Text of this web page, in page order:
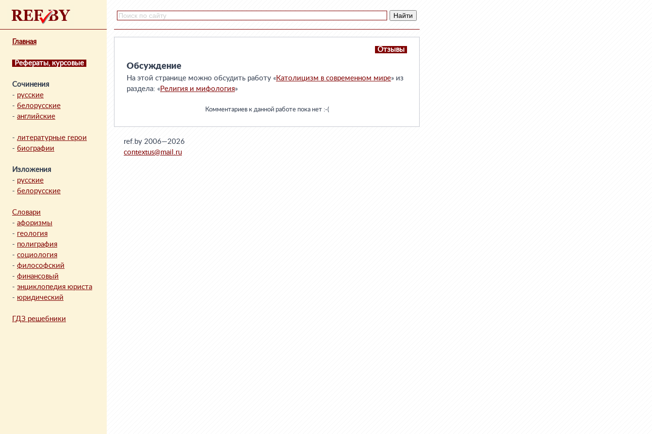
Главная
Рефераты, курсовые
Сочинения
- русские
- белорусские
- английские
- литературные герои
- биографии
Изложения
- русские
- белорусские
Словари
- афоризмы
- геология
- полиграфия
- социология
- философский
- финансовый
- энциклопедия юриста
- юридический
ГДЗ решебники
Отзывы
Обсуждение
На этой странице можно обсудить работу «Католицизм в современном мире» из
раздела: «Религия и мифология»
Комментариев к данной работе пока нет :-(
ref.by 2006—2026
contextus@mail.ru